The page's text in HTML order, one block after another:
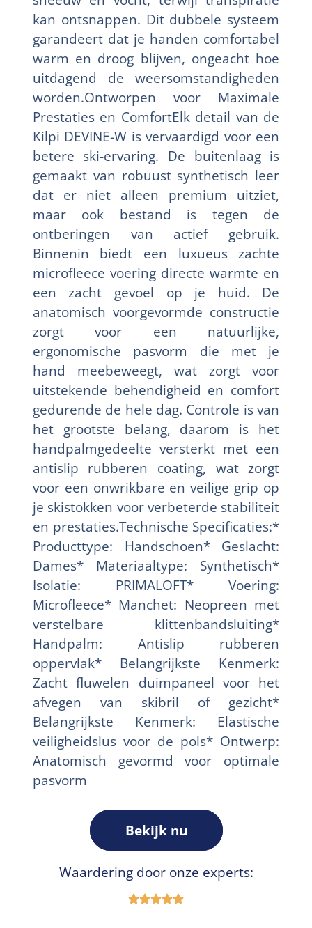
kan ontsnappen. Dit dubbele systeem
garandeert dat je handen comfortabel
warm en droog blijven, ongeacht hoe
uitdagend de weersomstandigheden
worden.Ontworpen voor Maximale
Prestaties en ComfortElk detail van de
Kilpi DEVINE-W is vervaardigd voor een
betere ski-ervaring. De buitenlaag is
gemaakt van robuust synthetisch leer
dat er niet alleen premium uitziet,
maar ook bestand is tegen de
ontberingen van actief gebruik.
Binnenin biedt een luxueus zachte
microfleece voering directe warmte en
een zacht gevoel op je huid. De
anatomisch voorgevormde constructie
zorgt voor een natuurlijke,
ergonomische pasvorm die met je
hand meebeweegt, wat zorgt voor
uitstekende behendigheid en comfort
gedurende de hele dag. Controle is van
het grootste belang, daarom is het
handpalmgedeelte versterkt met een
antislip rubberen coating, wat zorgt
voor een onwrikbare en veilige grip op
je skistokken voor verbeterde stabiliteit
en prestaties.Technische Specificaties:*
Producttype: Handschoen* Geslacht:
Dames* Materiaaltype: Synthetisch*
Isolatie: PRIMALOFT* Voering:
Microfleece* Manchet: Neopreen met
verstelbare klittenbandsluiting*
Handpalm: Antislip rubberen
oppervlak* Belangrijkste Kenmerk:
Zacht fluwelen duimpaneel voor het
afvegen van skibril of gezicht*
Belangrijkste Kenmerk: Elastische
veiligheidslus voor de pols* Ontwerp:
Anatomisch gevormd voor optimale
pasvorm
Bekijk nu
Waardering door onze experts: